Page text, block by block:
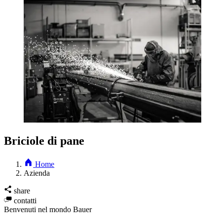
Briciole di pane
Home
Azienda
share
contatti
Benvenuti nel mondo Bauer